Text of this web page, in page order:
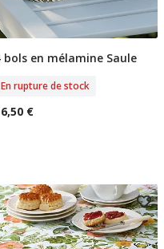
Rupture De Stock
bols en mélamine Saule
En rupture de stock
€